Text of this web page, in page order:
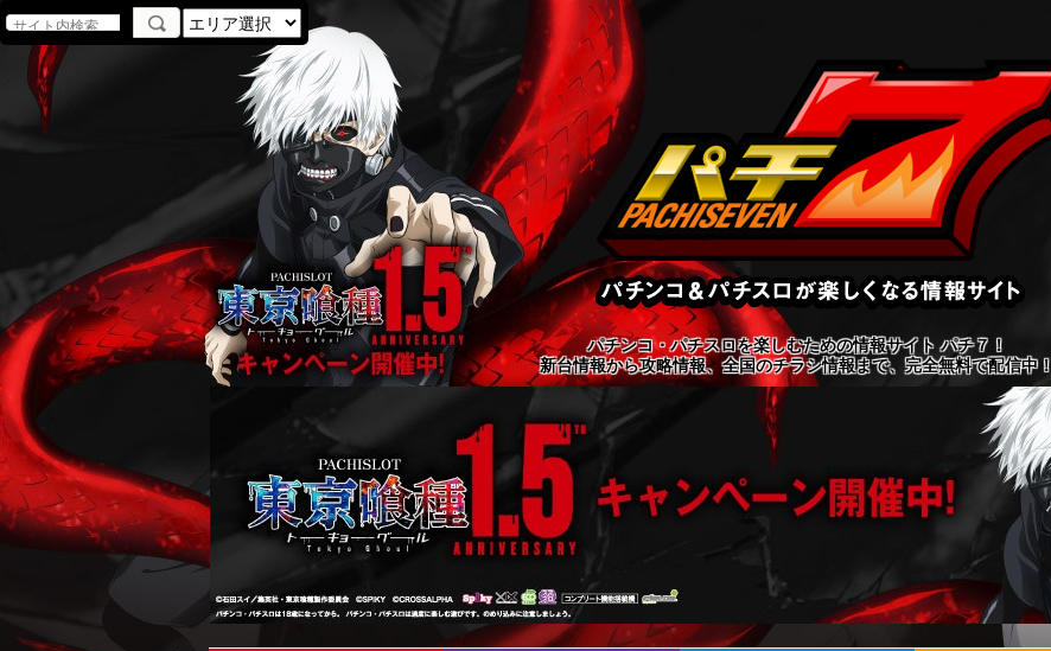
パチンコ・パチスロを楽しむための情報サイト パチ７！
新台情報から攻略情報、全国のチラシ情報まで、完全無料で配信中！